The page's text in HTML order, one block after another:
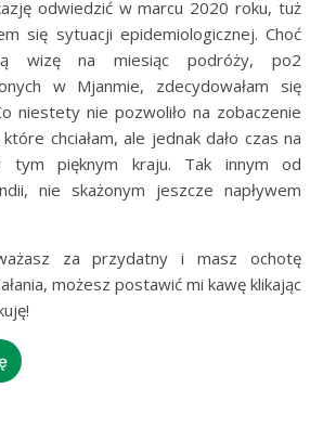
odwiedzić w marcu 2020 roku, tuż
się sytuacji epidemiologicznej. Choć
wizę na miesiąc podróży, po2
w Mjanmie, zdecydowałam się
niestety nie pozwoliło na zobaczenie
chciałam, ale jednak dało czas na
tym pięknym kraju. Tak innym od
nie skażonym jeszcze napływem
za przydatny i masz ochotę
możesz postawić mi kawę klikając